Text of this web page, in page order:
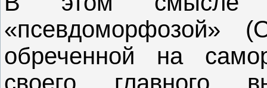
«псевдоморфозой»
обреченной на
своего главного